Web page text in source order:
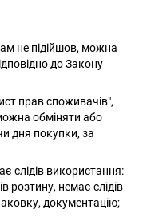
не підійшов, можна
до Закону
прав споживачів",
обміняти або
дня покупки, за
слідів використання:
розтину, немає слідів
документацію;